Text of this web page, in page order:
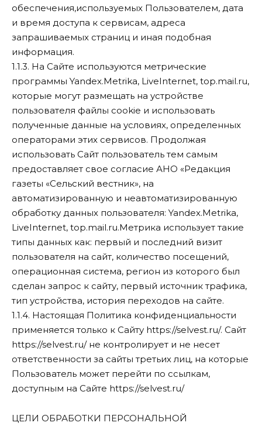
обеспечения,используемых Пользователем, дата
и время доступа к сервисам, адреса
запрашиваемых страниц и иная подобная
информация.
1.1.3. На Сайте используются метрические
программы Yandex.Metrika, LiveInternet, top.mail.ru,
которые могут размещать на устройстве
пользователя файлы cookie и использовать
полученные данные на условиях, определенных
операторами этих сервисов. Продолжая
использовать Сайт пользователь тем самым
предоставляет свое согласие АНО «Редакция
газеты «Сельский вестник», на
автоматизированную и неавтоматизированную
обработку данных пользователя: Yandex.Metrika,
LiveInternet, top.mail.ru.Метрика использует такие
типы данных как: первый и последний визит
пользователя на сайт, количество посещений,
операционная система, регион из которого был
сделан запрос к сайту, первый источник трафика,
тип устройства, история переходов на сайте.
1.1.4. Настоящая Политика конфиденциальности
применяется только к Сайту https://selvest.ru/. Сайт
https://selvest.ru/ не контролирует и не несет
ответственности за сайты третьих лиц, на которые
Пользователь может перейти по ссылкам,
доступным на Сайте https://selvest.ru/
ЦЕЛИ ОБРАБОТКИ ПЕРСОНАЛЬНОЙ